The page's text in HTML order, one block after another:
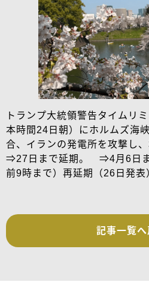
トランプ大統領警告タイムリ
本時間24日朝）にホルムズ海
合、イランの発電所を攻撃し
⇒27日まで延期。 ⇒4月6日ま
前9時まで）再延期（26日発表
記事一覧へ